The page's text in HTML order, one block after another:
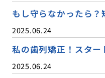
もし守らなかったら
2025.06.24
私の歯列矯正！スタ
2025.06.24